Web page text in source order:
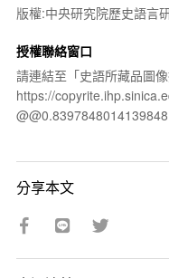
版權:中央研究院歷史語言
授權聯絡窗口
請連結至「史語所藏品圖
https://
@@0.8397848014139848
分享本文